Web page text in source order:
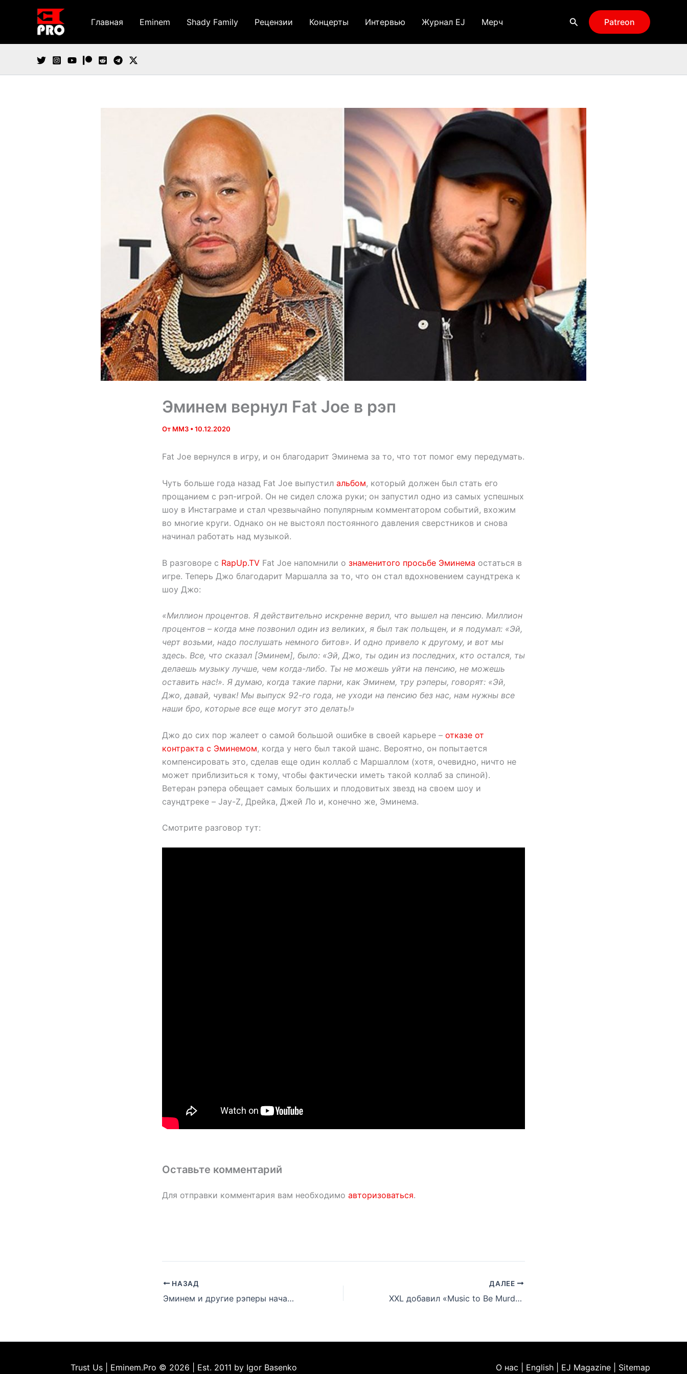
содержимому
Главная Eminem Shady Family Рецензии Концерты Интервью Журнал EJ Мерч Поиск Patreon
Эминем вернул Fat Joe в рэп
От MM3 •10.12.2020
Fat Joe вернулся в игру, и он благодарит Эминема за то, что тот помог ему передумать.
Чуть больше года назад Fat Joe выпустил альбом, который должен был стать его
прощанием с рэп-игрой. Он не сидел сложа руки; он запустил одно из самых успешных
шоу в Инстаграме и стал чрезвычайно популярным комментатором событий, вхожим
во многие круги. Однако он не выстоял постоянного давления сверстников и снова
начинал работать над музыкой.
В разговоре с RapUp.TV Fat Joe напомнили о знаменитого просьбе Эминема остаться в
игре. Теперь Джо благодарит Маршалла за то, что он стал вдохновением саундтрека к
шоу Джо:
«Миллион процентов. Я действительно искренне верил, что вышел на пенсию. Миллион
процентов – когда мне позвонил один из великих, я был так польщен, и я подумал: «Эй,
черт возьми, надо послушать немного битов». И одно привело к другому, и вот мы
здесь. Все, что сказал [Эминем], было: «Эй, Джо, ты один из последних, кто остался, ты
делаешь музыку лучше, чем когда-либо. Ты не можешь уйти на пенсию, не можешь
оставить нас!». Я думаю, когда такие парни, как Эминем, тру рэперы, говорят: «Эй,
Джо, давай, чувак! Мы выпуск 92-го года, не уходи на пенсию без нас, нам нужны все
наши бро, которые все еще могут это делать!»
Джо до сих пор жалеет о самой большой ошибке в своей карьере – отказе от
контракта с Эминемом, когда у него был такой шанс. Вероятно, он попытается
компенсировать это, сделав еще один коллаб с Маршаллом (хотя, очевидно, ничто не
может приблизиться к тому, чтобы фактически иметь такой коллаб за спиной).
Ветеран рэпера обещает самых больших и плодовитых звезд на своем шоу и
саундтреке – Jay-Z, Дрейка, Джей Ло и, конечно же, Эминема.
Смотрите разговор тут:
Оставьте комментарий
Для отправки комментария вам необходимо авторизоваться.
НАЗАД
Эминем и другие рэперы начали разговор о психическом здоровье в хип-хопе
ДАЛЕЕ
XXL добавил «Music to Be Murdered By» Эминема в число лучших хип-хоп проектов 2020 года
Trust Us | Eminem.Pro © 2026 | Est. 2011 by Igor Basenko О нас | English | EJ Magazine | Sitemap